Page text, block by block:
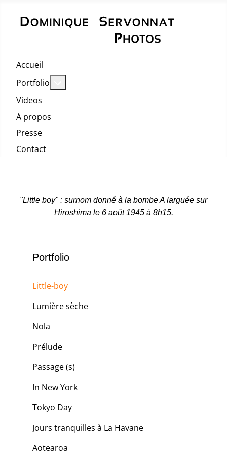
Accueil
Portfolio
Videos
A propos
Presse
Contact
Portfolio
Little-boy
Lumière sèche
Nola
Prélude
Passage (s)
In New York
Tokyo Day
Jours tranquilles à La Havane
Aotearoa
"Little boy" : surnom donné à la bombe A larguée sur
Hiroshima le 6 août 1945 à 8h15.